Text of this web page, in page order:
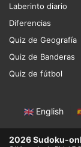
Laberinto diario
Diferencias
Quiz de Geografía
Quiz de Banderas
Quiz de fútbol
English
2026 Sudoku-